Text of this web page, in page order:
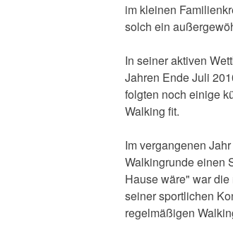
im kleinen
solch ein
In seiner aktiven
Jahren Ende Juli
folgten noch einige
Walking fit.
Im vergangenen
Walkingrunde einen
Hause wäre" war
seiner sportlichen
regelmäßigen